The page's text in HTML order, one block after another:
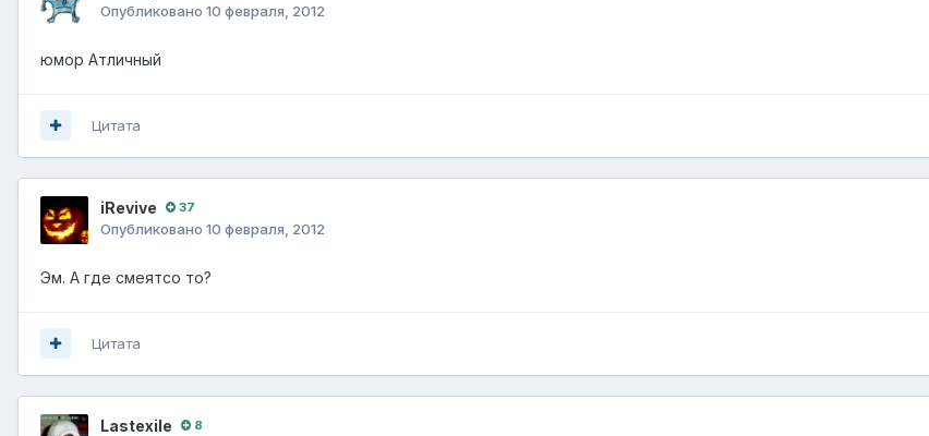
Опубликовано 10 февраля, 2012
юмор Атличный
Цитата
iRevive 37
Опубликовано 10 февраля, 2012
Эм. А где смеятсо то?
Цитата
Lastexile 8